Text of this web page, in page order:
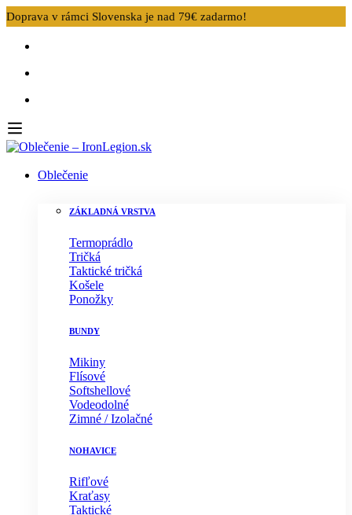
Doprava v rámci Slovenska je nad 79€ zadarmo!
Oblečenie
ZÁKLADNÁ VRSTVA
Termoprádlo
Tričká
Taktické tričká
Košele
Ponožky
BUNDY
Mikiny
Flísové
Softshellové
Vodeodolné
Zimné / Izolačné
NOHAVICE
Rifľové
Kraťasy
Taktické